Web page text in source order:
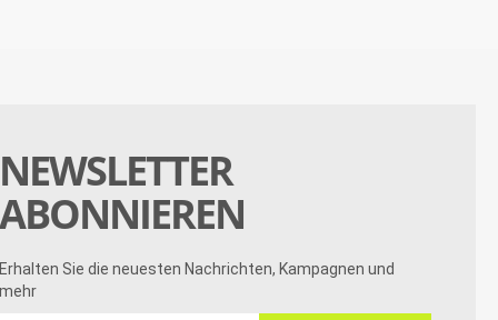
NEWSLETTER
ABONNIEREN
Erhalten Sie die neuesten Nachrichten, Kampagnen und
mehr